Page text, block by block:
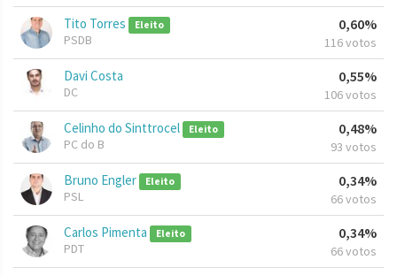
Tito Torres Eleito
PSDB
0,60%
116 votos
Davi Costa
DC
0,55%
106 votos
Celinho do Sinttrocel Eleito
PC do B
0,48%
93 votos
Bruno Engler Eleito
PSL
0,34%
66 votos
Carlos Pimenta Eleito
PDT
0,34%
66 votos